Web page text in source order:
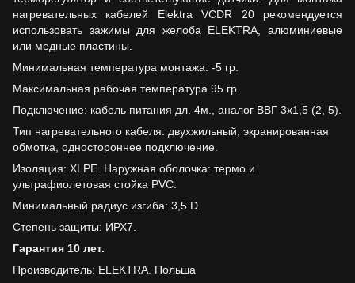
нагревательных кабелей Elektra VCDR 20 рекомендуется
использовать зажимы для желоба ELEKTRA, алюминиевые
или медные пластины.
Минимальная температура монтажа: -5 гр.
Максимальная рабочая температура 95 гр.
Подключение: кабель питания дл. 4м., аналог ВВГ 3х1,5 (2, 5).
Тип нагревательного кабеля: двухжильный, экранированная
обмотка, одностороннее подключение.
Изоляция: XLPE. Наружная оболочка: термо и
ультрафиолетовая стойка PVC.
Минимальный радиус изгиба: 3,5 D.
Степень защиты: ИРХ7.
Гарантия 10 лет.
Производитель: ELEKTRA. Польша